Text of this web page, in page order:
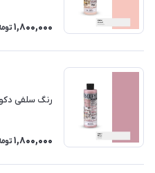
1,800,000
رنگ سلفی دکور
1,800,000